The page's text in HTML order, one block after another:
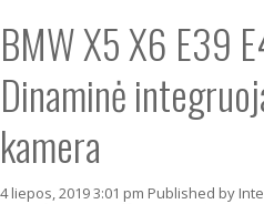
BMW X5 X6 E39
Dinaminė
kamera
4 liepos, 2019 3:01 pm Published by